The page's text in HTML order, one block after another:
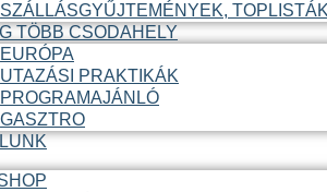
SZÁLLÁSGYŰJTEMÉNYEK,
TÖBB CSODAHELY
EURÓPA
UTAZÁSI PRAKTIKÁK
PROGRAMAJÁNLÓ
GASZTRO